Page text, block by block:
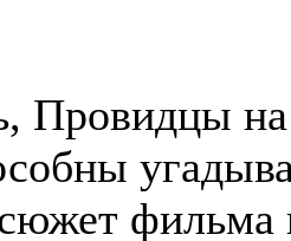
Провидцы
фильма